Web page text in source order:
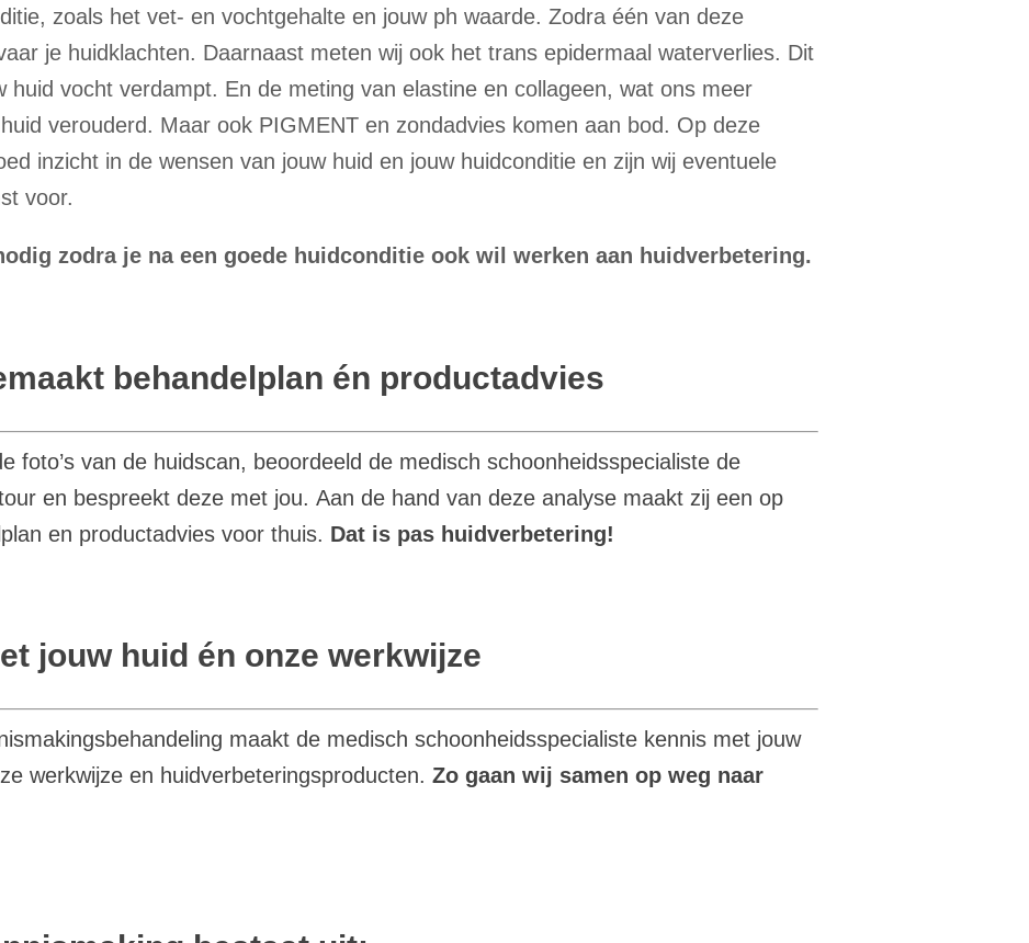
zoals het vet- en vochtgehalte en jouw ph waarde. Zodra één van deze
je huidklachten. Daarnaast meten wij ook het trans epidermaal waterverlies. Dit
huid vocht verdampt. En de meting van elastine en collageen, wat ons meer
verouderd. Maar ook PIGMENT en zondadvies komen aan bod. Op deze
inzicht in de wensen van jouw huid en jouw huidconditie en zijn wij eventuele
voor.
zodra je na een goede huidconditie ook wil werken aan huidverbetering.
behandelplan én productadvies
foto’s van de huidscan, beoordeeld de medisch schoonheidsspecialiste de
en bespreekt deze met jou. Aan de hand van deze analyse maakt zij een op
en productadvies voor thuis. Dat is pas huidverbetering!
jouw huid én onze werkwijze
maakt de medisch schoonheidsspecialiste kennis met jouw
werkwijze en huidverbeteringsproducten. Zo gaan wij samen op weg naar